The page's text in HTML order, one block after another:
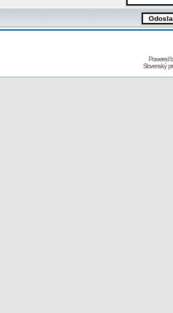
Powered
Slovenský